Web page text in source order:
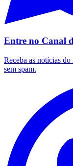
Flamengo
Leia Também
Ver mais
urbanismo